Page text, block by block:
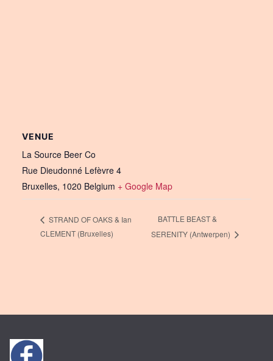
VENUE
La Source Beer Co
Rue Dieudonné Lefèvre 4
Bruxelles, 1020 Belgium + Google Map
STRAND OF OAKS & Ian
CLEMENT (Bruxelles)
BATTLE BEAST &
SERENITY (Antwerpen)